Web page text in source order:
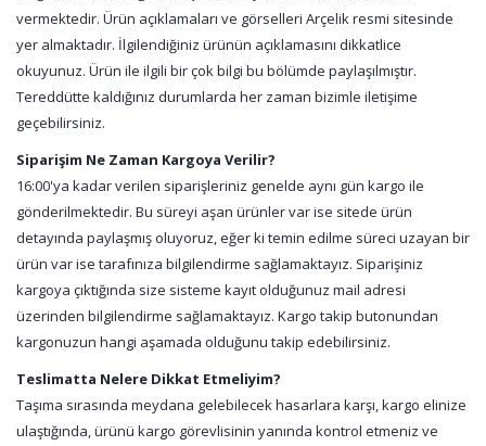
vermektedir. Ürün açıklamaları ve görselleri Arçelik resmi sitesinde
yer almaktadır. İlgilendiğiniz ürünün açıklamasını dikkatlice
okuyunuz. Ürün ile ilgili bir çok bilgi bu bölümde paylaşılmıştır.
Tereddütte kaldığınız durumlarda her zaman bizimle iletişime
geçebilirsiniz.
Siparişim Ne Zaman Kargoya Verilir?
16:00'ya kadar verilen siparişleriniz genelde aynı gün kargo ile
gönderilmektedir. Bu süreyi aşan ürünler var ise sitede ürün
detayında paylaşmış oluyoruz, eğer ki temin edilme süreci uzayan bir
ürün var ise tarafınıza bilgilendirme sağlamaktayız. Siparişiniz
kargoya çıktığında size sisteme kayıt olduğunuz mail adresi
üzerinden bilgilendirme sağlamaktayız. Kargo takip butonundan
kargonuzun hangi aşamada olduğunu takip edebilirsiniz.
Teslimatta Nelere Dikkat Etmeliyim?
Taşıma sırasında meydana gelebilecek hasarlara karşı, kargo elinize
ulaştığında, ürünü kargo görevlisinin yanında kontrol etmeniz ve